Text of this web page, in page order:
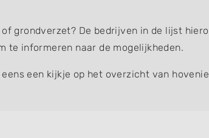
grondverzet? De bedrijven in de lijst
te informeren naar de mogelijkheden.
eens een kijkje op het overzicht van